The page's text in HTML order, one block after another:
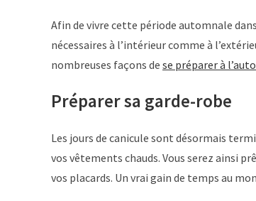
Afin de vivre cette période automnale
nécessaires à l’intérieur comme à
nombreuses façons de se préparer à
Préparer sa garde-robe
Les jours de canicule sont désormais
vos vêtements chauds. Vous serez ainsi
vos placards. Un vrai gain de temps au